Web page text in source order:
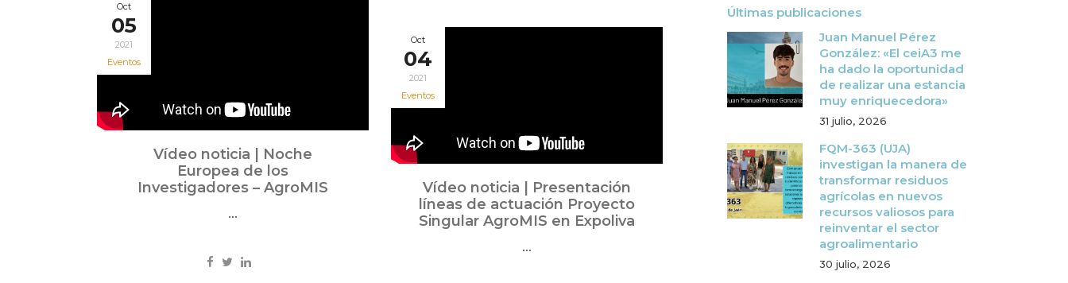
Oct
05
2021
Eventos
Vídeo noticia | Noche
Europea de los
Investigadores – AgroMIS
...
Oct
04
2021
Eventos
Vídeo noticia | Presentación
líneas de actuación Proyecto
Singular AgroMIS en Expoliva
...
Últimas publicaciones
Juan Manuel Pérez
González: «El ceiA3 me
ha dado la oportunidad
de realizar una estancia
muy enriquecedora»
31 julio, 2026
FQM-363 (UJA)
investigan la manera de
transformar residuos
agrícolas en nuevos
recursos valiosos para
reinventar el sector
agroalimentario
30 julio, 2026